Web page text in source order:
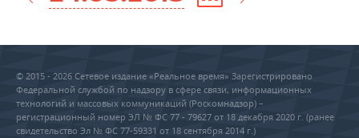
© 2015 - 2026 Сетевое издание «Реальное время» Зарегистрировано
Федеральной службой по надзору в сфере связи, информационных
технологий и массовых коммуникаций (Роскомнадзор) –
регистрационный номер ЭЛ № ФС 77 - 79627 от 18 декабря 2020 г. (ранее
свидетельство Эл № ФС 77-59331 от 18 сентября 2014 г.)